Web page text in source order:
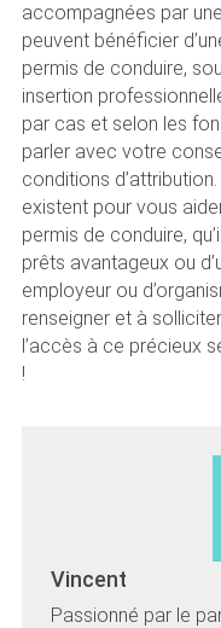
accompagnées par
peuvent bénéficier
permis de conduire,
insertion
par cas et selon les
parler avec votre
conditions
existent pour vous
permis de conduire,
prêts avantageux ou
employeur ou
renseigner et à
l’accès à ce précieux
!
Vincent
Passionné par le